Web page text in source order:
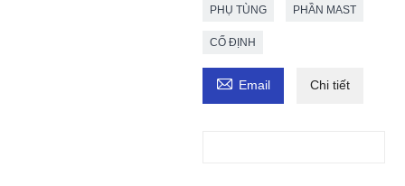
PHỤ TÙNG
PHẦN MAST
CỐ ĐỊNH
 Email Chi tiết